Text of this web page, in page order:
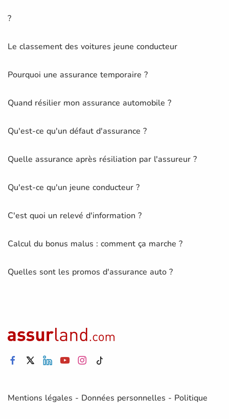
?
Le classement des voitures jeune conducteur
Pourquoi une assurance temporaire ?
Quand résilier mon assurance automobile ?
Qu'est-ce qu'un défaut d'assurance ?
Quelle assurance après résiliation par l'assureur ?
Qu'est-ce qu'un jeune conducteur ?
C'est quoi un relevé d'information ?
Calcul du bonus malus : comment ça marche ?
Quelles sont les promos d'assurance auto ?
Mentions légales - Données personnelles - Politique